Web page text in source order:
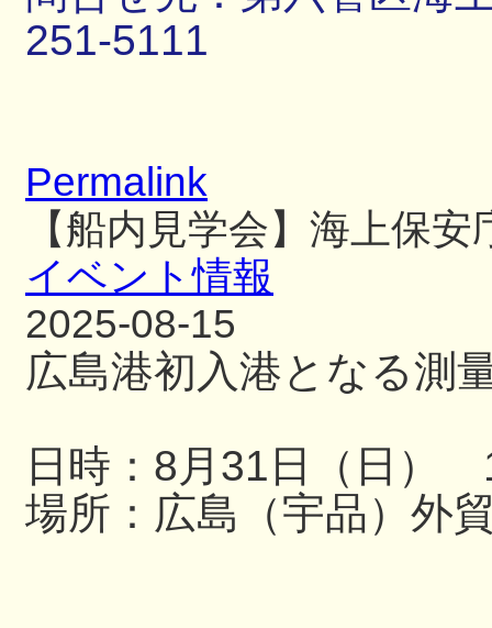
251-5111
Permalink
【船内見学会】海上保
イベント情報
2025-08-15
広島港初入港となる測
日時：8月31日（日）
場所：広島（宇品）外